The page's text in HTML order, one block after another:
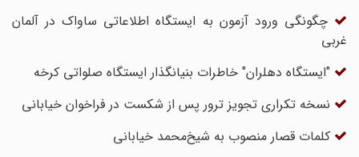
چگونگى ورود آزمون به ایستگاه اطلاعاتى ساواک در آلمان
غربى
"ایستگاه دهلران" خاطرات بنیانگذار ایستگاه صلواتی کرخه
نسخه تکراری تجویز ترور پس از شکست در فراخوان خیابانی
کلمات قصار منصوب به شیخ‌محمد خیابانی